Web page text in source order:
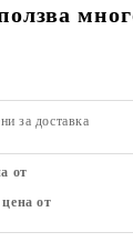
за доставка
от
от